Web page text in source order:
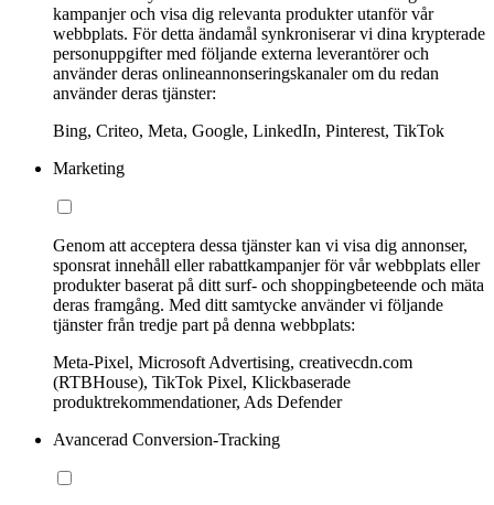
kampanjer och visa dig relevanta produkter utanför vår
webbplats. För detta ändamål synkroniserar vi dina krypterade
personuppgifter med följande externa leverantörer och
använder deras onlineannonseringskanaler om du redan
använder deras tjänster:
Bing, Criteo, Meta, Google, LinkedIn, Pinterest, TikTok
Marketing
Genom att acceptera dessa tjänster kan vi visa dig annonser,
sponsrat innehåll eller rabattkampanjer för vår webbplats eller
produkter baserat på ditt surf- och shoppingbeteende och mäta
deras framgång. Med ditt samtycke använder vi följande
tjänster från tredje part på denna webbplats:
Meta-Pixel, Microsoft Advertising, creativecdn.com
(RTBHouse), TikTok Pixel, Klickbaserade
produktrekommendationer, Ads Defender
Avancerad Conversion-Tracking